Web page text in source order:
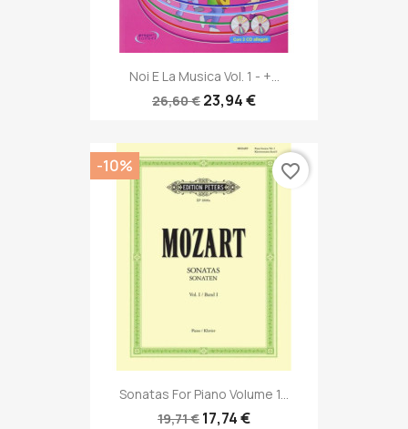
Noi E La Musica Vol. 1 - +...
26,60 € 23,94 €
Sonatas For Piano Volume 1...
19,71 € 17,74 €
-10% favorite_border